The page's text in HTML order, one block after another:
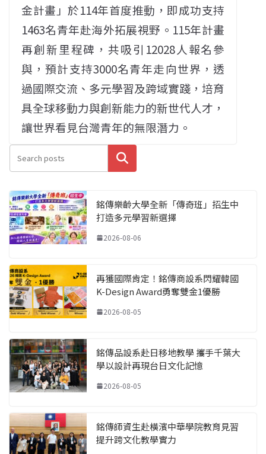
金計畫」於114年首度推動，即成功支持
1463名青年赴海外拓展視野。115年計畫
再創新里程碑，共吸引12028人報名參
與，預計支持3000名青年走向世界，透
過國際交流、多元學習及跨域實踐，培育
具全球移動力與創新能力的新世代人才，
讓世界看見台灣青年的無限潛力。
搜尋
銘傳樂齡大學全新「傳奇班」招生中
打造多元學習新選擇
2026-08-06
再獲國際肯定！銘傳商設系閃耀韓國
K-Design Award勇奪雙金1優勝
2026-08-05
銘傳品設系赴日移地教學 攜手千葉大
學以設計再現台日文化記憶
2026-08-05
銘傳師資生赴橫濱中華學院教育見習
提升跨文化教學實力